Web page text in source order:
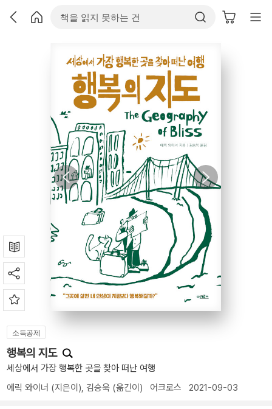
소득공제
행복의 지도
세상에서 가장 행복한 곳을 찾아 떠난 여행
에릭 와이너 (지은이), 김승욱 (옮긴이) 어크로스 2021-09-03